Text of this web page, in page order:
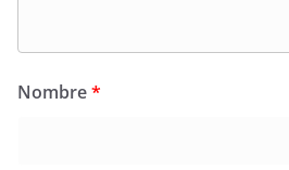
Nombre*